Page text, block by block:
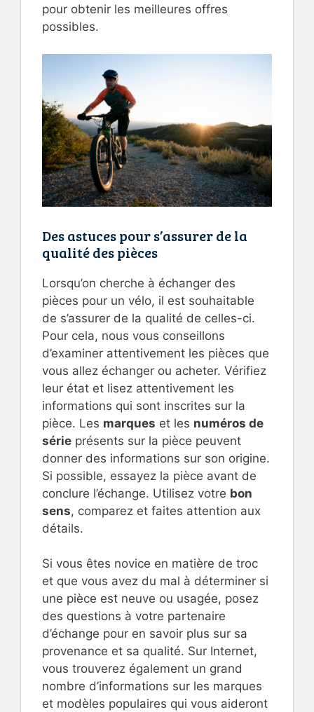
pour obtenir les meilleures offres
possibles.
Des astuces pour s’assurer de la
qualité des pièces
Lorsqu’on cherche à échanger des
pièces pour un vélo, il est souhaitable
de s’assurer de la qualité de celles-ci.
Pour cela, nous vous conseillons
d’examiner attentivement les pièces que
vous allez échanger ou acheter. Vérifiez
leur état et lisez attentivement les
informations qui sont inscrites sur la
pièce. Les marques et les numéros de
série présents sur la pièce peuvent
donner des informations sur son origine.
Si possible, essayez la pièce avant de
conclure l’échange. Utilisez votre bon
sens, comparez et faites attention aux
détails.
Si vous êtes novice en matière de troc
et que vous avez du mal à déterminer si
une pièce est neuve ou usagée, posez
des questions à votre partenaire
d’échange pour en savoir plus sur sa
provenance et sa qualité. Sur Internet,
vous trouverez également un grand
nombre d’informations sur les marques
et modèles populaires qui vous aideront